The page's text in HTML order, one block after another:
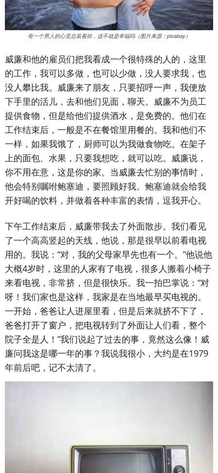
有一个男人的心里总装着你，这不就是幸福吗（图片来源：pixabay）
威廉和他的雇员们把我看成一个很特殊的人的，这里
的工作，我可以多做，也可以少做，没人要求我，也
没人攀比我。威廉来了朋友，只要招呼一声，我便放
下手里的活儿，去和他们见面，聊天。威廉不为员工
提供食物，但是给他们提供酒水，是免费的。他们在
工作结束后，一般是不在餐馆里用餐的。我和他们不
一样，如果我饿了，厨师可以为我做食物吃。在架子
上的面包、水果，只要我想吃，就可以吃。威廉说，
你不用在意，这是你的家。当威廉去忙别的事情时，
他会特别嘱咐鲍塞迪，要照顾好我。鲍塞迪就会给我
开好喝的饮料，并做着各种丰富的表情，逗我开心。
下午工作结束后，威廉带我去了外面散步。我们看见
了一个高高竖起的天线，他说，那是很早以前看电视
用的。我说：“对，我的父母家早先也有一个。”他说他
大概4岁时，这里的人家有了电视，很多人搬着小椅子
来看电视，非常挤，但是很快乐。我一拍巴掌说：“对
呀！我们家也是这样，我家是在当地最早买电视的。
一开始，爸爸让人进屋里看，但是后来就挤不下了，
爸爸打开了窗户，把电视转到了外面让人们看，整个
院子全是人！”我们说起了过去的事，竟然这么像！威
廉问我这是哪一年的事？我说我很小，大约是在1979
年前后吧，记不太清了。